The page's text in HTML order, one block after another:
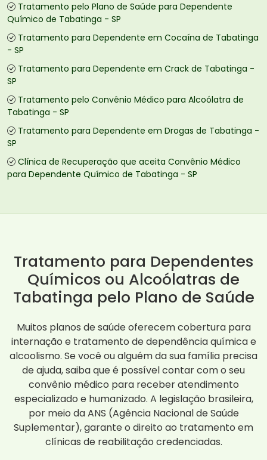
Tratamento pelo Plano de Saúde para Dependente
Químico de Tabatinga - SP
Tratamento para Dependente em Cocaína de Tabatinga
- SP
Tratamento para Dependente em Crack de Tabatinga -
SP
Tratamento pelo Convênio Médico para Alcoólatra de
Tabatinga - SP
Tratamento para Dependente em Drogas de Tabatinga -
SP
Clínica de Recuperação que aceita Convênio Médico
para Dependente Químico de Tabatinga - SP
Tratamento para Dependentes
Químicos ou Alcoólatras de
Tabatinga pelo Plano de Saúde
Muitos planos de saúde oferecem cobertura para
internação e tratamento de dependência química e
alcoolismo. Se você ou alguém da sua família precisa
de ajuda, saiba que é possível contar com o seu
convênio médico para receber atendimento
especializado e humanizado. A legislação brasileira,
por meio da ANS (Agência Nacional de Saúde
Suplementar), garante o direito ao tratamento em
clínicas de reabilitação credenciadas.